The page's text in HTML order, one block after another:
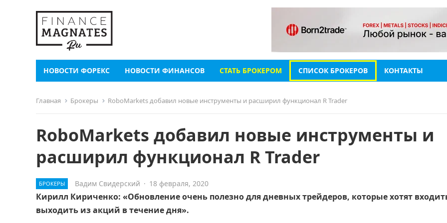
НОВОСТИ ФОРЕКС НОВОСТИ ФИНАНСОВ СТАТЬ БРОКЕРОМ СПИСОК БРОКЕРОВ КОНТАКТЫ
Главная Брокеры RoboMarkets добавил новые инструменты и расширил функционал R Trader
RoboMarkets добавил новые инструменты и
расширил функционал R Trader
БРОКЕРЫ Вадим Свидерский · 18 февраля, 2020
Кирилл Кириченко: «Обновление очень полезно для дневных трейдеров, которые хотят
выходить из акций в течение дня».